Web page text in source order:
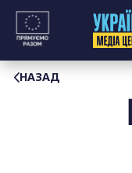
Перейти
контенту
НАЗАД